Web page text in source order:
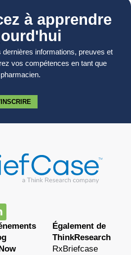
à apprendre
informations, preuves et
vos compétences en tant que
pharmacien.
Également de
ThinkResearch
RxBriefcase